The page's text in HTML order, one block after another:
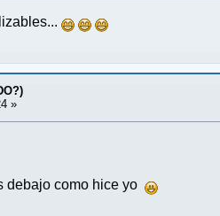
»
debajo como hice yo